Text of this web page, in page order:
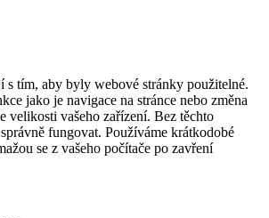
s tím, aby byly webové stránky použitelné.
jako je navigace na stránce nebo změna
velikosti vašeho zařízení. Bez těchto
fungovat. Používáme krátkodobé
se z vašeho počítače po zavření